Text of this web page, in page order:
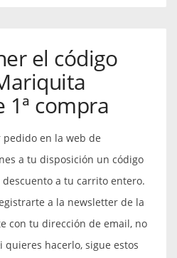
el código
1ª compra
en la web de
a tu disposición un código
a tu carrito entero.
a la newsletter de la
con tu dirección de email, no
quieres hacerlo, sigue estos